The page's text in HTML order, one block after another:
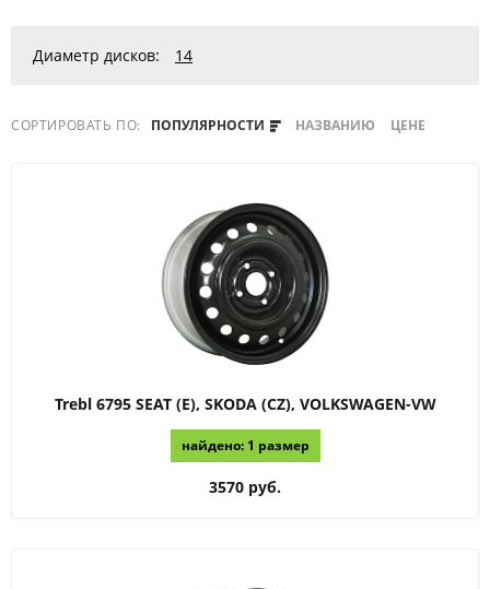
Диаметр дисков: 14
СОРТИРОВАТЬ ПО: ПОПУЛЯРНОСТИ НАЗВАНИЮ ЦЕНЕ
Trebl 6795 SEAT (E), SKODA (CZ), VOLKSWAGEN-VW
найдено: 1 размер
3570 руб.